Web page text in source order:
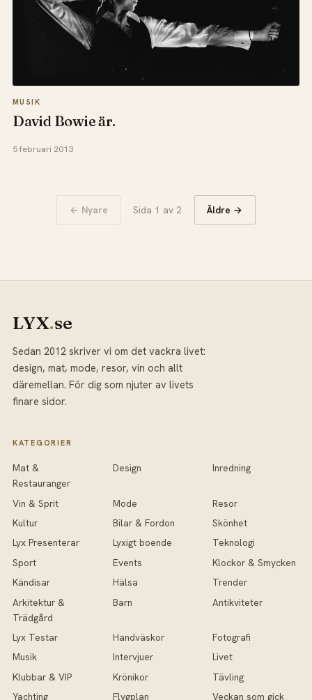
MUSIK
David Bowie är.
5 februari 2013
← Nyare Sida 1 av 2 Äldre →
LYX.se
Sedan 2012 skriver vi om det vackra livet:
design, mat, mode, resor, vin och allt
däremellan. För dig som njuter av livets
finare sidor.
KATEGORIER
Mat &
Restauranger
Design Inredning
Vin & Sprit Mode
Resor
Kultur
Bilar & Fordon
Skönhet
Lyx Presenterar
Lyxigt boende
Teknologi
Sport
Events
Klockor & Smycken
Kändisar
Hälsa
Trender
Arkitektur &
Trädgård
Barn Antikviteter
Lyx Testar Handväskor
Fotografi
Musik
Intervjuer
Livet
Klubbar & VIP
Krönikor
Tävling
Yachting
Flygplan Veckan som gick